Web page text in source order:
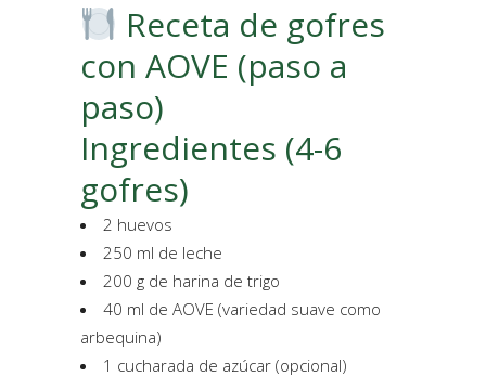
Receta de gofres
con AOVE (paso a
paso)
Ingredientes (4-6
gofres)
2 huevos
250 ml de leche
200 g de harina de trigo
40 ml de AOVE (variedad suave como
arbequina)
1 cucharada de azúcar (opcional)